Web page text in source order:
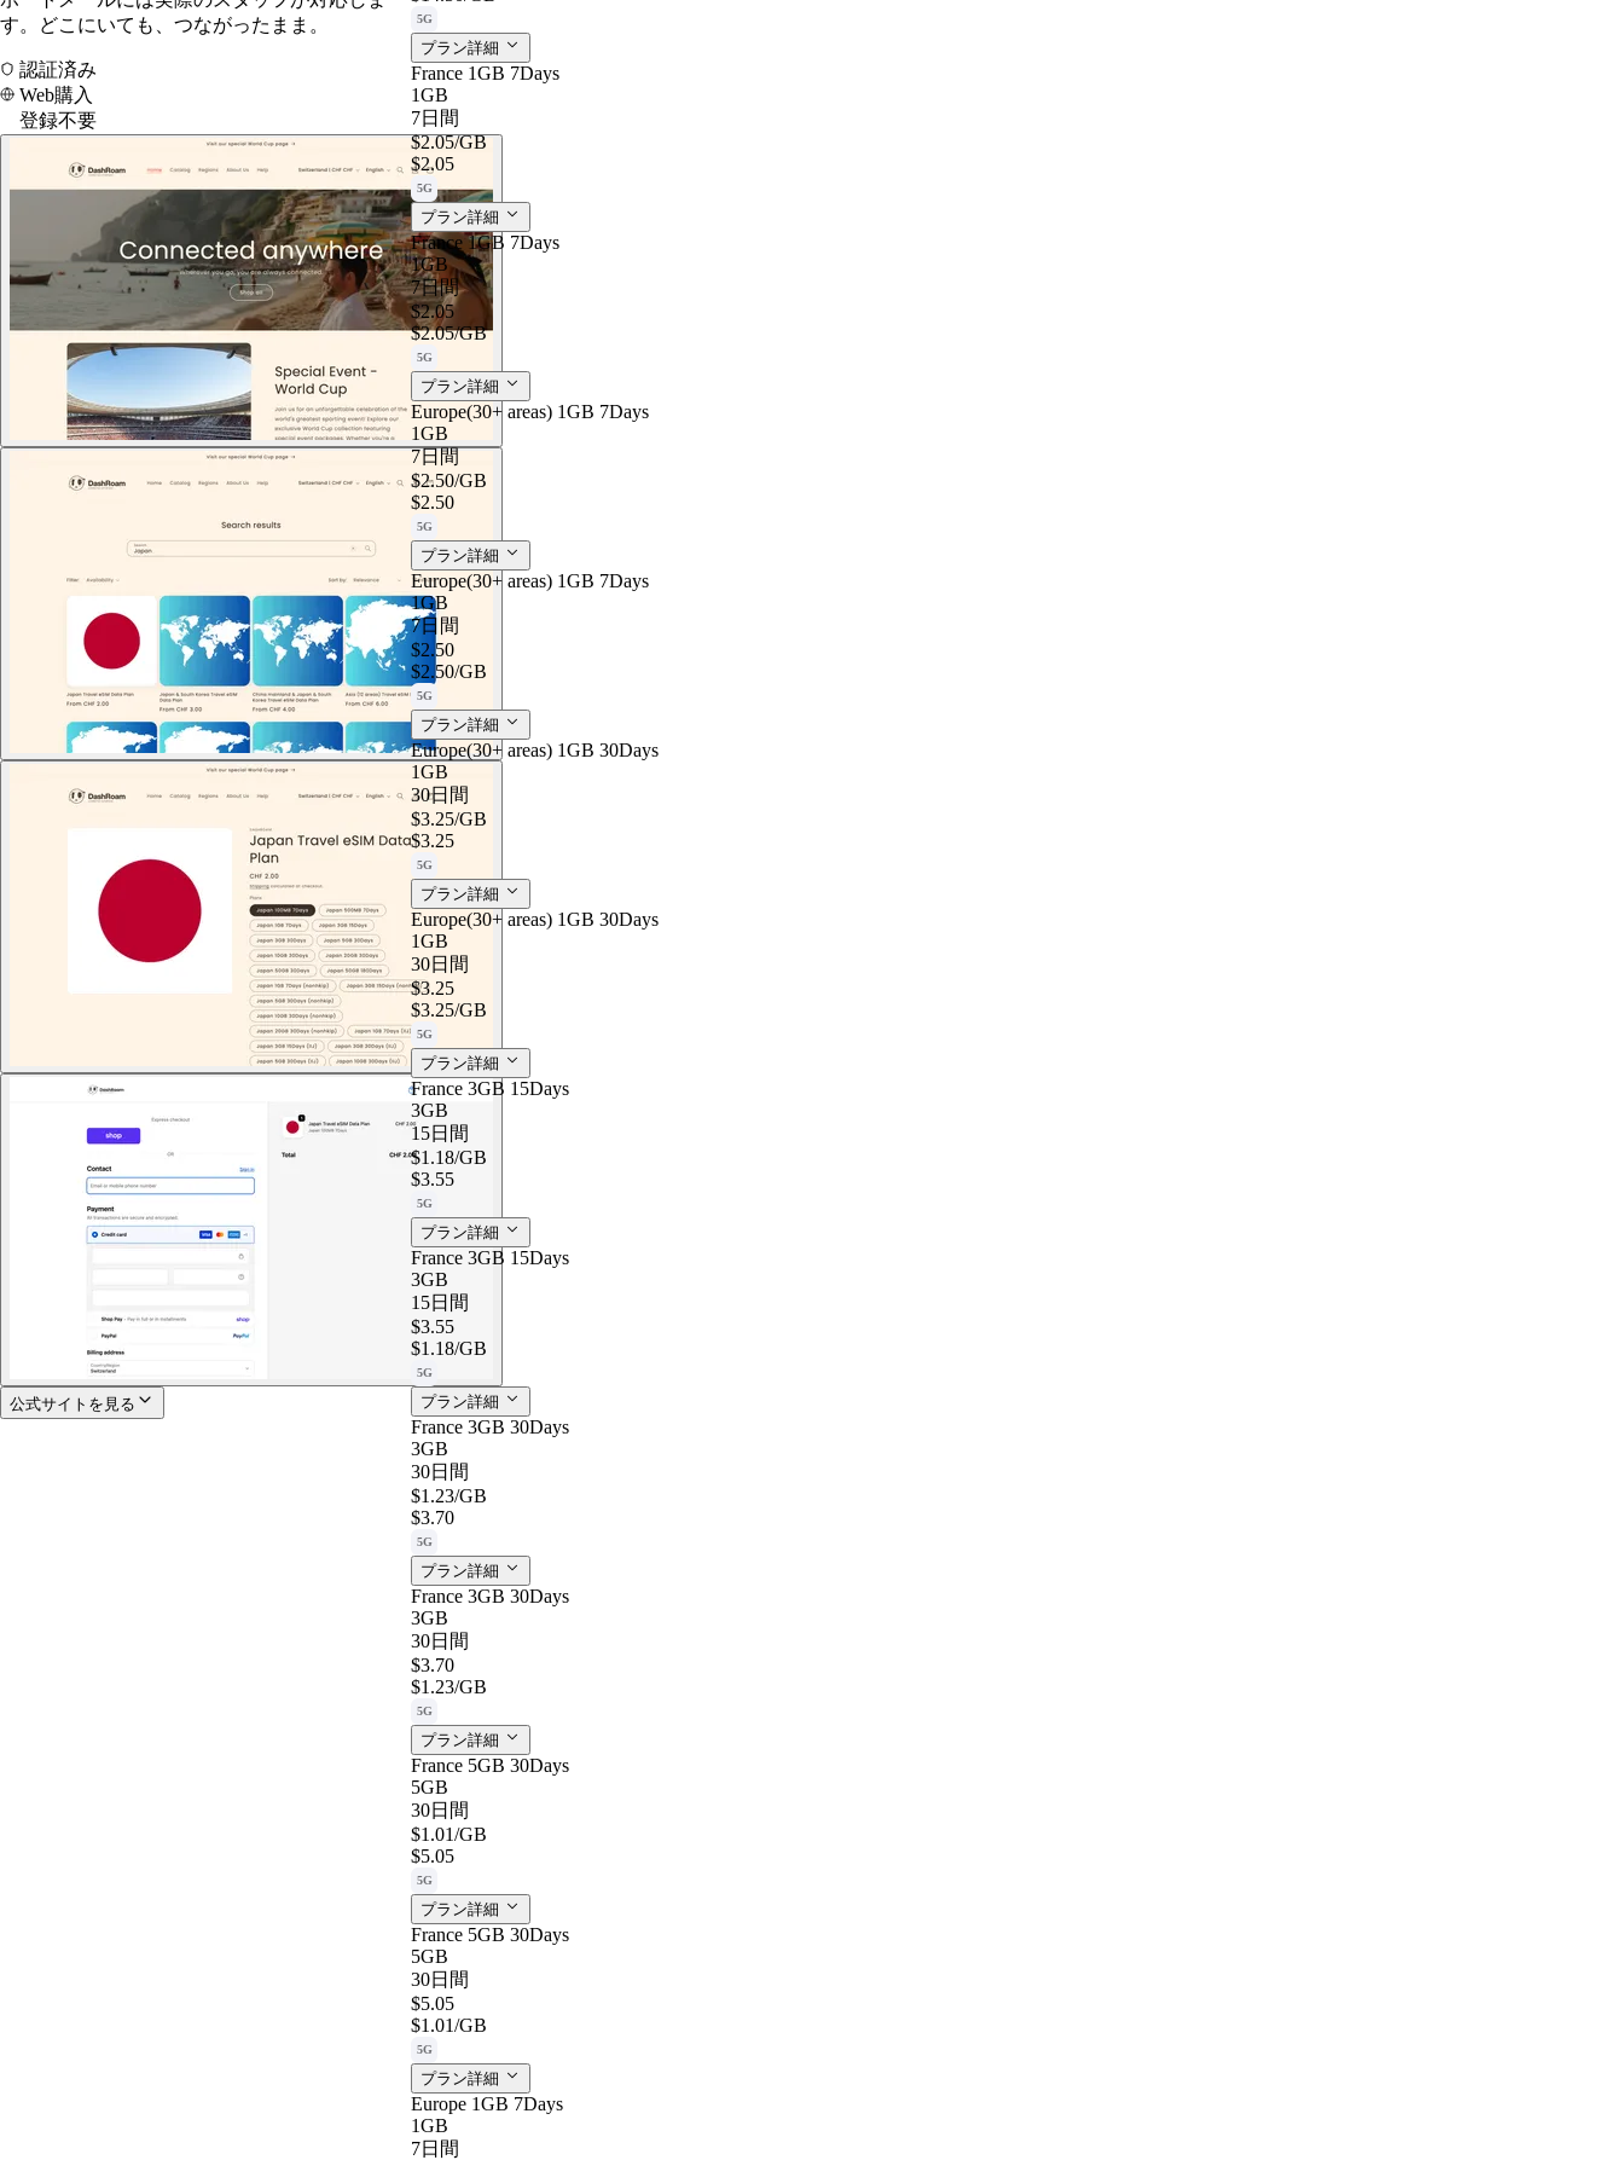
す。どこにいても、つながったまま。
認証済み
Web購入
登録不要
公式サイトを見る
5G
プラン詳細
France 1GB 7Days
1GB
7日間
$2.05/GB
$2.05
5G
プラン詳細
France 1GB 7Days
1GB
7日間
$2.05
$2.05/GB
5G
プラン詳細
Europe(30+ areas) 1GB 7Days
1GB
7日間
$2.50/GB
$2.50
5G
プラン詳細
Europe(30+ areas) 1GB 7Days
1GB
7日間
$2.50
$2.50/GB
5G
プラン詳細
Europe(30+ areas) 1GB 30Days
1GB
30日間
$3.25/GB
$3.25
5G
プラン詳細
Europe(30+ areas) 1GB 30Days
1GB
30日間
$3.25
$3.25/GB
5G
プラン詳細
France 3GB 15Days
3GB
15日間
$1.18/GB
$3.55
5G
プラン詳細
France 3GB 15Days
3GB
15日間
$3.55
$1.18/GB
5G
プラン詳細
France 3GB 30Days
3GB
30日間
$1.23/GB
$3.70
5G
プラン詳細
France 3GB 30Days
3GB
30日間
$3.70
$1.23/GB
5G
プラン詳細
France 5GB 30Days
5GB
30日間
$1.01/GB
$5.05
5G
プラン詳細
France 5GB 30Days
5GB
30日間
$5.05
$1.01/GB
5G
プラン詳細
Europe 1GB 7Days
1GB
7日間